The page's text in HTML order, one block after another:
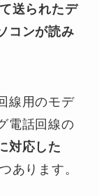
送られたデ
コンが読み
線用のモデ
電話回線の
対応した
あります。